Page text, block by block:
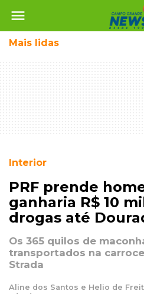
menu
Mais lidas
Interior
PRF prende
ganharia R$ 10
drogas até
Os 365 quilos de
transportados na
Strada
Aline dos Santos e Helio de